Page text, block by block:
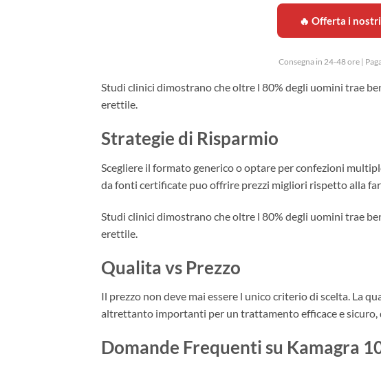
🔥 Offerta i
Consegna in 24-48 ore |
Studi clinici dimostrano che oltre l 80% degli uomini trae
erettile.
Strategie di Risparmio
Scegliere il formato generico o optare per confezioni
da fonti certificate puo offrire prezzi migliori rispetto alla
Studi clinici dimostrano che oltre l 80% degli uomini trae
erettile.
Qualita vs Prezzo
Il prezzo non deve mai essere l unico criterio di scelta. La
altrettanto importanti per un trattamento efficace e
Domande Frequenti su Kamagra